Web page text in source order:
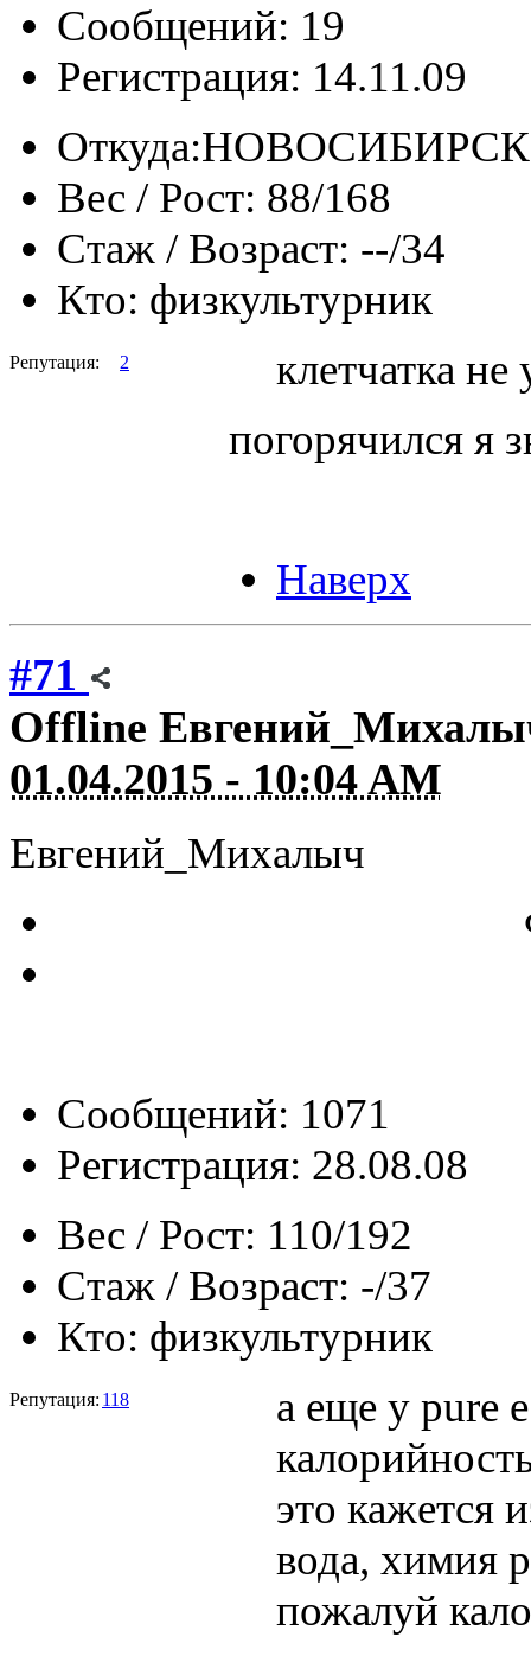
Сообщений: 19
Регистрация: 14.11.09
Откуда:НОВОСИБИРСК
Вес / Рост: 88/168
Стаж / Возраст: --/34
Кто: физкультурник
Репутация: 2
клетчатка не
погорячился я
Наверх
#71
Offline
01.04.2015 - 10:04 AM
Евгений_Михалыч
Сообщений: 1071
Регистрация: 28.08.08
Вес / Рост: 110/192
Стаж / Возраст: -/37
Кто: физкультурник
Репутация: 118
а еще у pure
это кажется
вода, химия
пожалуй